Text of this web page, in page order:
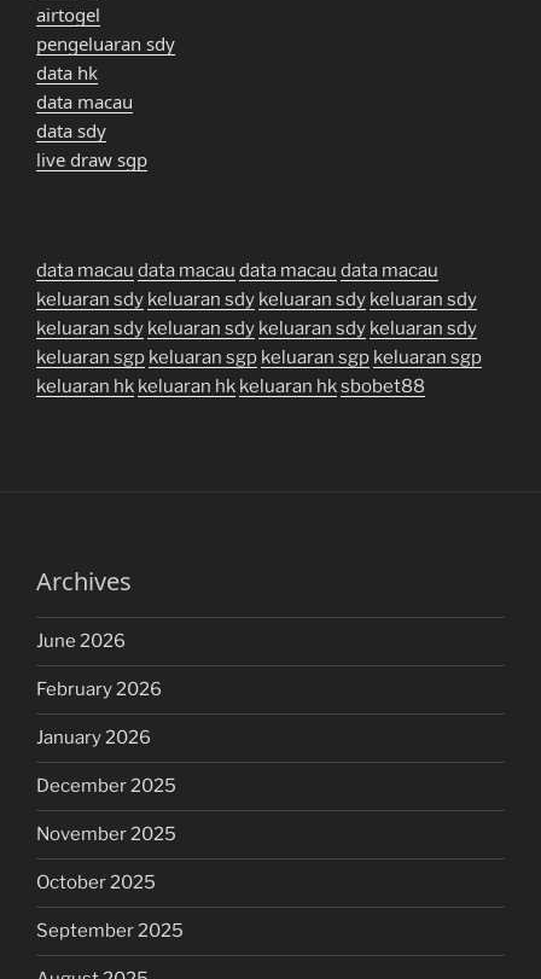
airtogel
pengeluaran sdy
data hk
data macau
data sdy
live draw sgp
data macau data macau data macau data macau
keluaran sdy keluaran sdy keluaran sdy keluaran sdy
keluaran sdy keluaran sdy keluaran sdy keluaran sdy
keluaran sgp keluaran sgp keluaran sgp keluaran sgp
keluaran hk keluaran hk keluaran hksbobet88
Archives
June 2026
February 2026
January 2026
December 2025
November 2025
October 2025
September 2025